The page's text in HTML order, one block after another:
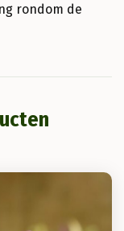
rondom de